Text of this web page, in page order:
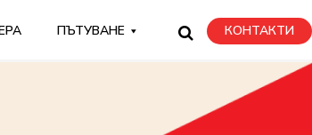
ПЪТУВАНЕ КОНТАКТИ